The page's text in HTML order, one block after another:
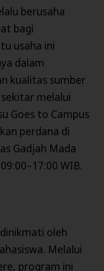
berusaha
bagi
usaha ini
dalam
kualitas sumber
melalui
Goes to Campus
perdana di
Gadjah Mada
WIB.
oleh
Melalui
program ini